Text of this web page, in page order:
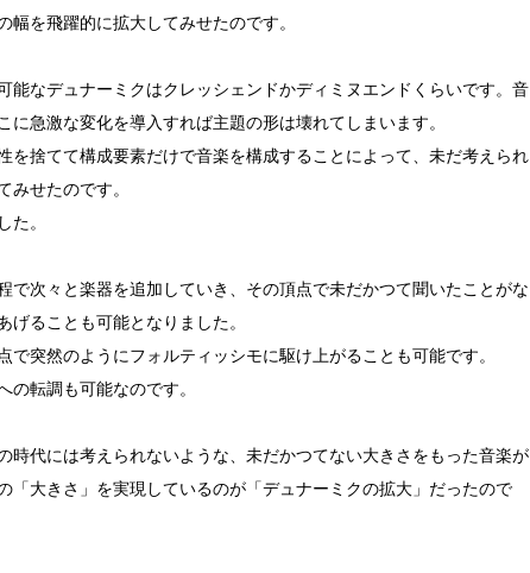
を飛躍的に拡大してみせたのです。
能なデュナーミクはクレッシェンドかディミヌエンドくらいです。音
急激な変化を導入すれば主題の形は壊れてしまいます。
を捨てて構成要素だけで音楽を構成することによって、未だ考えられ
みせたのです。
た。
で次々と楽器を追加していき、その頂点で未だかつて聞いたことがな
ることも可能となりました。
突然のようにフォルティッシモに駆け上がることも可能です。
の転調も可能なのです。
時代には考えられないような、未だかつてない大きさをもった音楽が
「大きさ」を実現しているのが「デュナーミクの拡大」だったので